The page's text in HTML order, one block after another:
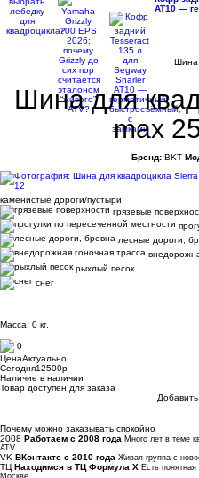
AT10 —
Шина для
max
Бренд:BKT
каменистые дороги/пустыри
грязевые
лесные дороги,
рыхлый песок
снег
Масса: 0 кг.
0
ЦенаАктуально
Сегодня12500p
Наличие в наличии
Товар доступен для заказа
Добавить
Почему можно заказывать спокойно
2008 Работаем с 2008 года Много лет в теме
ATV.
VK ВКонтакте с 2010 года Живая группа с
ТЦ Находимся в ТЦ Формула Х Есть